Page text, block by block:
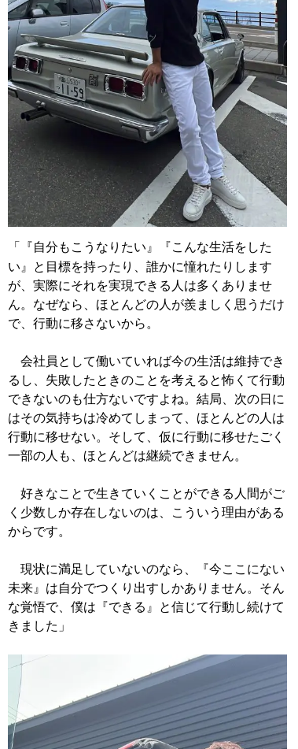
「『自分もこうなりたい』『こんな生活をした
い』と目標を持ったり、誰かに憧れたりします
が、実際にそれを実現できる人は多くありませ
ん。なぜなら、ほとんどの人が羨ましく思うだけ
で、行動に移さないから。
会社員として働いていれば今の生活は維持でき
るし、失敗したときのことを考えると怖くて行動
できないのも仕方ないですよね。結局、次の日に
はその気持ちは冷めてしまって、ほとんどの人は
行動に移せない。そして、仮に行動に移せたごく
一部の人も、ほとんどは継続できません。
好きなことで生きていくことができる人間がご
く少数しか存在しないのは、こういう理由がある
からです。
現状に満足していないのなら、『今ここにない
未来』は自分でつくり出すしかありません。そん
な覚悟で、僕は『できる』と信じて行動し続けて
きました」